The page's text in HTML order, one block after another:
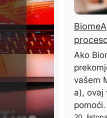
Ako
vašem
a), ovaj
pomoći.